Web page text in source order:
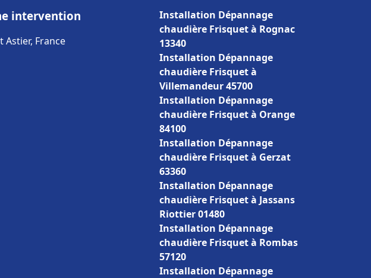
intervention
Astier, France
Installation Dépannage
chaudière Frisquet à Rognac
13340
Installation Dépannage
chaudière Frisquet à
Villemandeur 45700
Installation Dépannage
chaudière Frisquet à Orange
84100
Installation Dépannage
chaudière Frisquet à Gerzat
63360
Installation Dépannage
chaudière Frisquet à Jassans
Riottier 01480
Installation Dépannage
chaudière Frisquet à Rombas
57120
Installation Dépannage